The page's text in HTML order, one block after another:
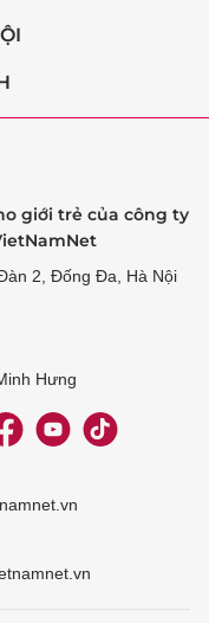
giới trẻ của công ty
2, Đống Đa, Hà Nội
Hưng